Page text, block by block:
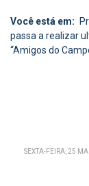
Você está em:
passa a realizar
“Amigos do
SEXTA-FEIRA, 25